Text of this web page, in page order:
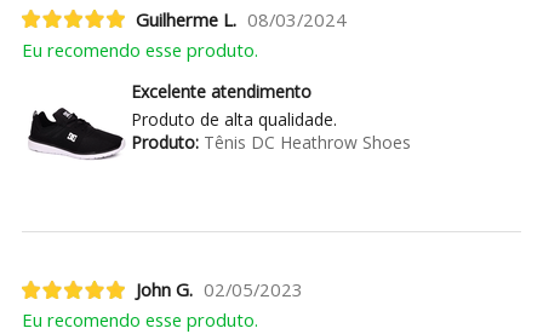
Guilherme L. 08/03/2024
Eu recomendo esse produto.
Excelente atendimento
Produto de alta qualidade.
Produto:Tênis DC Heathrow Shoes
John G. 02/05/2023
Eu recomendo esse produto.